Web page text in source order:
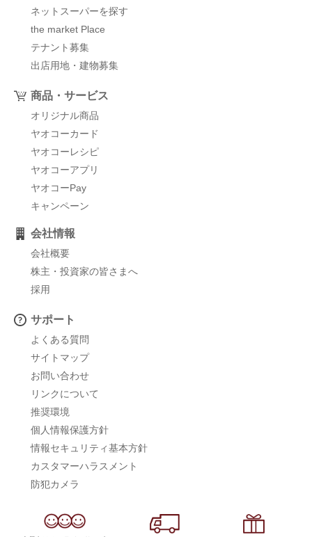
ネットスーパーを探す
the market Place
テナント募集
出店用地・建物募集
商品・サービス
オリジナル商品
ヤオコーカード
ヤオコーレシピ
ヤオコーアプリ
ヤオコーPay
キャンペーン
会社情報
会社概要
株主・投資家の皆さまへ
採用
サポート
よくある質問
サイトマップ
お問い合わせ
リンクについて
推奨環境
個人情報保護方針
情報セキュリティ基本方針
カスタマーハラスメント
防犯カメラ